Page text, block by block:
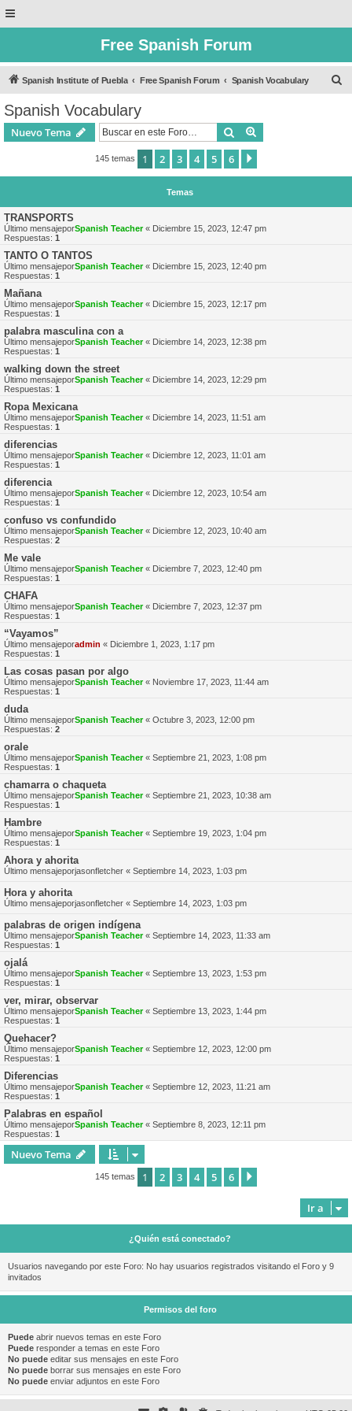
Free Spanish Forum
Spanish Institute of Puebla Free Spanish Forum Spanish Vocabulary
Spanish Vocabulary
Nuevo Tema Buscar
145 temas 1 2 3 4 5 6
Temas
TRANSPORTS
Último mensajeporSpanish Teacher« Diciembre 15, 2023, 12:47 pm
Respuestas: 1
TANTO O TANTOS
Último mensajeporSpanish Teacher« Diciembre 15, 2023, 12:40 pm
Respuestas: 1
Mañana
Último mensajeporSpanish Teacher« Diciembre 15, 2023, 12:17 pm
Respuestas: 1
palabra masculina con a
Último mensajeporSpanish Teacher« Diciembre 14, 2023, 12:38 pm
Respuestas: 1
walking down the street
Último mensajeporSpanish Teacher« Diciembre 14, 2023, 12:29 pm
Respuestas: 1
Ropa Mexicana
Último mensajeporSpanish Teacher« Diciembre 14, 2023, 11:51 am
Respuestas: 1
diferencias
Último mensajeporSpanish Teacher« Diciembre 12, 2023, 11:01 am
Respuestas: 1
diferencia
Último mensajeporSpanish Teacher« Diciembre 12, 2023, 10:54 am
Respuestas: 1
confuso vs confundido
Último mensajeporSpanish Teacher« Diciembre 12, 2023, 10:40 am
Respuestas: 2
Me vale
Último mensajeporSpanish Teacher« Diciembre 7, 2023, 12:40 pm
Respuestas: 1
CHAFA
Último mensajeporSpanish Teacher« Diciembre 7, 2023, 12:37 pm
Respuestas: 1
“Vayamos”
Último mensajeporadmin « Diciembre 1, 2023, 1:17 pm
Respuestas: 1
Las cosas pasan por algo
Último mensajeporSpanish Teacher« Noviembre 17, 2023, 11:44 am
Respuestas: 1
duda
Último mensajeporSpanish Teacher« Octubre 3, 2023, 12:00 pm
Respuestas: 2
orale
Último mensajeporSpanish Teacher« Septiembre 21, 2023, 1:08 pm
Respuestas: 1
chamarra o chaqueta
Último mensajeporSpanish Teacher« Septiembre 21, 2023, 10:38 am
Respuestas: 1
Hambre
Último mensajeporSpanish Teacher« Septiembre 19, 2023, 1:04 pm
Respuestas: 1
Ahora y ahorita
Último mensajeporjasonfletcher « Septiembre 14, 2023, 1:03 pm
Hora y ahorita
Último mensajeporjasonfletcher « Septiembre 14, 2023, 1:03 pm
palabras de origen indígena
Último mensajeporSpanish Teacher« Septiembre 14, 2023, 11:33 am
Respuestas: 1
ojalá
Último mensajeporSpanish Teacher« Septiembre 13, 2023, 1:53 pm
Respuestas: 1
ver, mirar, observar
Último mensajeporSpanish Teacher« Septiembre 13, 2023, 1:44 pm
Respuestas: 1
Quehacer?
Último mensajeporSpanish Teacher« Septiembre 12, 2023, 12:00 pm
Respuestas: 1
Diferencias
Último mensajeporSpanish Teacher« Septiembre 12, 2023, 11:21 am
Respuestas: 1
Palabras en español
Último mensajeporSpanish Teacher« Septiembre 8, 2023, 12:11 pm
Respuestas: 1
Nuevo Tema
145 temas 1 2 3 4 5 6
Ir a
¿Quién está conectado?
Usuarios navegando por este Foro: No hay usuarios registrados visitando el Foro y 9
invitados
Permisos del foro
Puede abrir nuevos temas en este Foro
Puede responder a temas en este Foro
No puede editar sus mensajes en este Foro
No puede borrar sus mensajes en este Foro
No puede enviar adjuntos en este Foro